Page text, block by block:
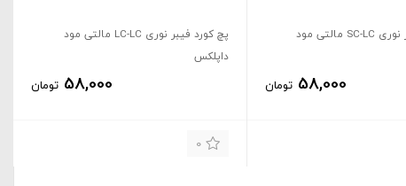
پچ کورد فیبر نوری SC-LC مالتی مود
58,000 تومان
پچ کورد فیبر نوری LC-LC مالتی مود
داپلکس
0
58,000 تومان